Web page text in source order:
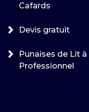
Cafards
Devis gratuit
Punaises de Lit
Professionnel